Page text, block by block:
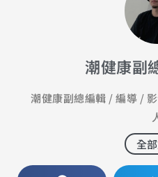
潮健康副
潮健康副總編輯 / 編導 /
全